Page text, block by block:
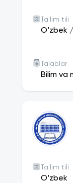
Ta'lim tili
O‘zbek /
Talablar
Bilim va
Ta'lim tili
O‘zbek